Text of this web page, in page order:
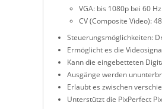
VGA: bis 1080p bei 60
CV (Composite Video):
Steuerungsmöglichkeiten:
Ermöglicht es die
Kann die eingebetteten
Ausgänge werden
Erlaubt es zwischen
Unterstützt die PixPerfect